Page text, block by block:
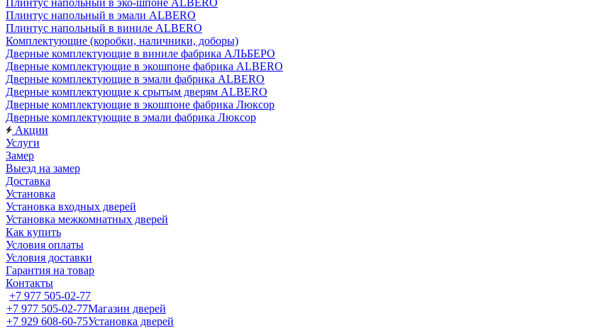
Плинтус напольный в эко-шпоне ALBERO
Плинтус напольный в эмали ALBERO
Плинтус напольный в виниле ALBERO
Комплектующие (коробки, наличники, доборы)
Дверные комплектующие в виниле фабрика АЛЬБЕРО
Дверные комплектующие в экошпоне фабрика ALBERO
Дверные комплектующие в эмали фабрика ALBERO
Дверные комплектующие к срытым дверям ALBERO
Дверные комплектующие в экошпоне фабрика Люксор
Дверные комплектующие в эмали фабрика Люксор
Акции
Услуги
Замер
Выезд на замер
Доставка
Установка
Установка входных дверей
Установка межкомнатных дверей
Как купить
Условия оплаты
Условия доставки
Гарантия на товар
Контакты
+7 977 505-02-77
+7 977 505-02-77Магазин дверей
+7 929 608-60-75Установка дверей